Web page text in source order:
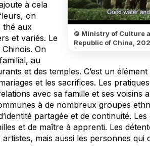
© Ministry of Culture
Republic of China,
à cela
on
thé aux
et variés. Le
On
au
et des temples. C’est un
et les sacrifices. Les
avec sa famille et ses voisins
à de nombreux groupes
partagée et de continuité.
et de maître à apprenti. Les
mais aussi les personnes qui